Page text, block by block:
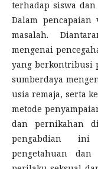
terhadap siswa
Dalam
masalah.
mengenai
yang berkontribusi
sumberdaya
usia remaja, serta
metode
dan pernikahan
pengabdian ini
pengetahuan